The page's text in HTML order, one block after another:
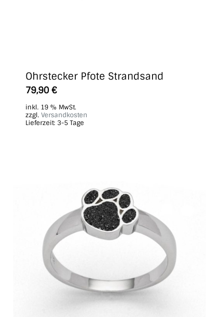
Ohrstecker Pfote Strandsand
79,90 €
inkl. 19 % MwSt.
zzgl. Versandkosten
Lieferzeit: 3-5 Tage